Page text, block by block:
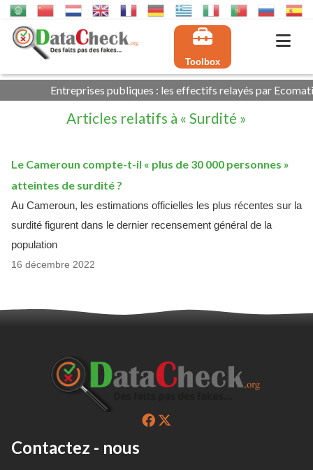
Toolbox
Entreprises publiques : les effectifs relayés par
Articles relatifs à « Surdité »
Le Cameroun compte-t-il « plus de 30 000 personnes »
atteintes de surdité ?
Au Cameroun, les estimations officielles les plus récentes sur la
surdité figurent dans le dernier recensement général de la
population
16 décembre 2022
Contactez - nous